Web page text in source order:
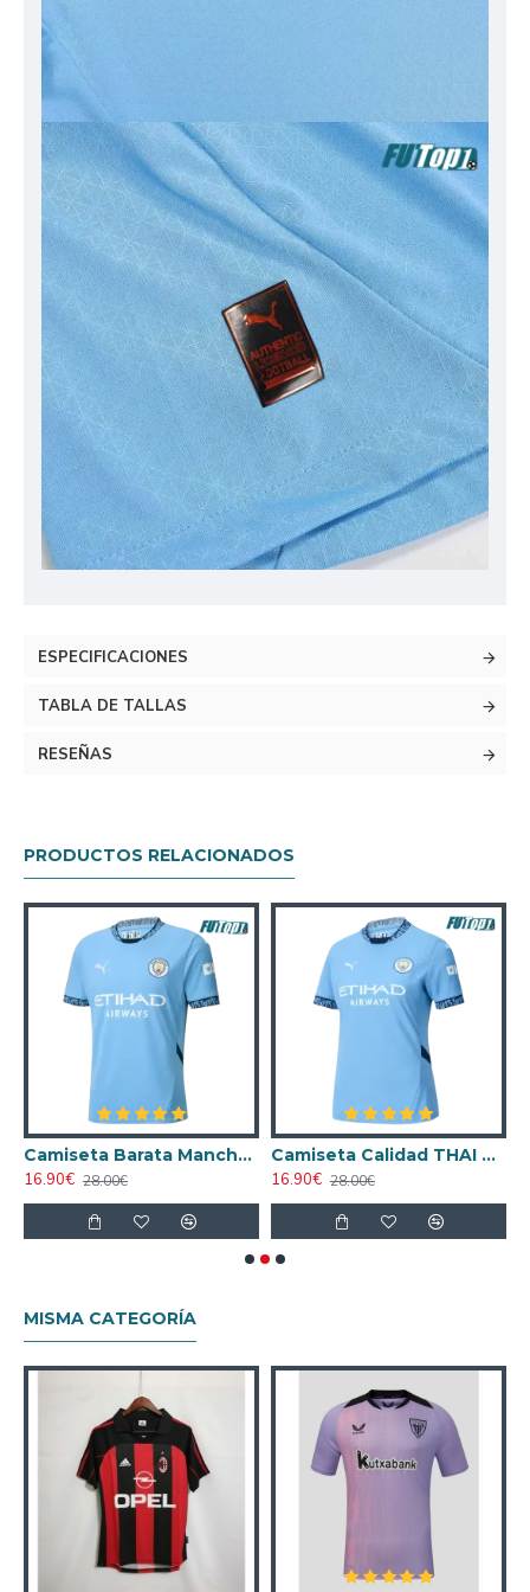
ESPECIFICACIONES
TABLA DE TALLAS
RESEÑAS
PRODUCTOS RELACIONADOS
Camiseta Barata Manchester City Home 2024/25
16.90€ 28.00€
Camiseta Calidad THAI Manchester City Primera Equipación 2024/25 Mujer
16.90€ 28.00€
MISMA CATEGORÍA